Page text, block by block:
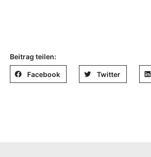
Beitrag teilen:
Facebook Twitter